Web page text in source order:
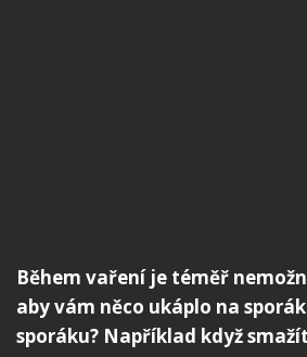
Během vaření je téměř
aby vám něco ukáplo na
sporáku? Například když